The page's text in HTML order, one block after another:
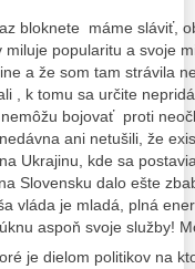
bloknete máme sláviť,
miluje popularitu a svoje
a že som tam strávila
, k tomu sa určite
bojovať proti
ani netušili, že
Ukrajinu, kde sa
Slovensku dalo ešte
vláda je mladá, plná
aspoň svoje služby!
je dielom politikov na